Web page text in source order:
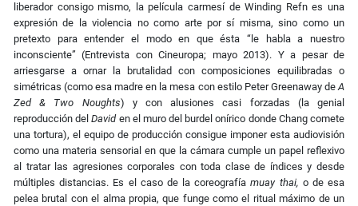
liberador consigo mismo, la película carmesí de Winding Refn es una
expresión de la violencia no como arte por sí misma, sino como un
pretexto para entender el modo en que ésta “le habla a nuestro
inconsciente” (Entrevista con Cineuropa; mayo 2013). Y a pesar de
arriesgarse a ornar la brutalidad con composiciones equilibradas o
simétricas (como esa madre en la mesa con estilo Peter Greenaway deA
Zed & Two Noughts) y con alusiones casi forzadas (la genial
reproducción delDaviden el muro del burdel onírico donde Chang comete
una tortura), el equipo de producción consigue imponer esta audiovisión
como una materia sensorial en que la cámara cumple un papel reflexivo
al tratar las agresiones corporales con toda clase de índices y desde
múltiples distancias. Es el caso de la coreografíamuay thai, o de esa
pelea brutal con el alma propia, que funge como el ritual máximo de un